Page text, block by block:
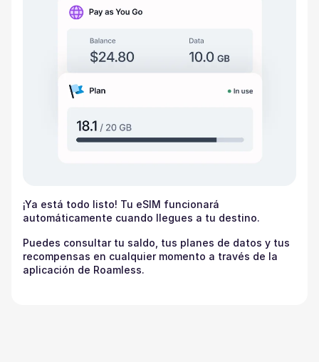
¡Ya está todo listo! Tu eSIM funcionará
automáticamente cuando llegues a tu destino.
Puedes consultar tu saldo, tus planes de datos y tus
recompensas en cualquier momento a través de la
aplicación de Roamless.